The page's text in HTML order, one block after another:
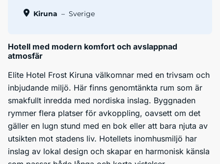
Kiruna – Sverige
Hotell med modern komfort och avslappnad
atmosfär
Elite Hotel Frost Kiruna välkomnar med en trivsam och
inbjudande miljö. Här finns genomtänkta rum som är
smakfullt inredda med nordiska inslag. Byggnaden
rymmer flera platser för avkoppling, oavsett om det
gäller en lugn stund med en bok eller att bara njuta av
utsikten mot stadens liv. Hotellets inomhusmiljö har
inslag av lokal design och skapar en harmonisk känsla